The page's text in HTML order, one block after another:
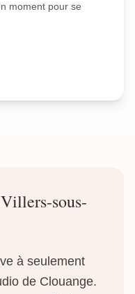
moment pour se
sous-
à seulement
de Clouange.